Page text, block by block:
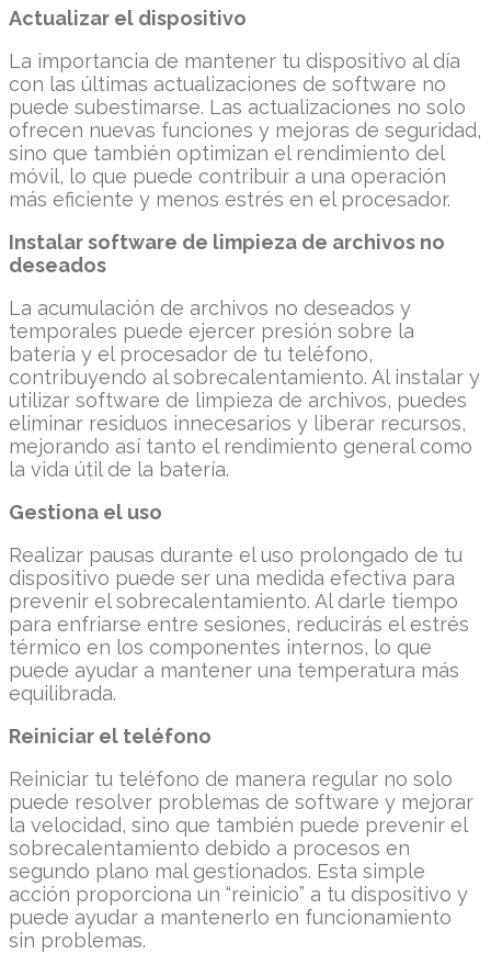
Actualizar el dispositivo
La importancia de mantener tu dispositivo al día
con las últimas actualizaciones de software no
puede subestimarse. Las actualizaciones no solo
ofrecen nuevas funciones y mejoras de seguridad,
sino que también optimizan el rendimiento del
móvil, lo que puede contribuir a una operación
más eficiente y menos estrés en el procesador.
Instalar software de limpieza de archivos no
deseados
La acumulación de archivos no deseados y
temporales puede ejercer presión sobre la
batería y el procesador de tu teléfono,
contribuyendo al sobrecalentamiento. Al instalar y
utilizar software de limpieza de archivos, puedes
eliminar residuos innecesarios y liberar recursos,
mejorando así tanto el rendimiento general como
la vida útil de la batería.
Gestiona el uso
Realizar pausas durante el uso prolongado de tu
dispositivo puede ser una medida efectiva para
prevenir el sobrecalentamiento. Al darle tiempo
para enfriarse entre sesiones, reducirás el estrés
térmico en los componentes internos, lo que
puede ayudar a mantener una temperatura más
equilibrada.
Reiniciar el teléfono
Reiniciar tu teléfono de manera regular no solo
puede resolver problemas de software y mejorar
la velocidad, sino que también puede prevenir el
sobrecalentamiento debido a procesos en
segundo plano mal gestionados. Esta simple
acción proporciona un “reinicio” a tu dispositivo y
puede ayudar a mantenerlo en funcionamiento
sin problemas.